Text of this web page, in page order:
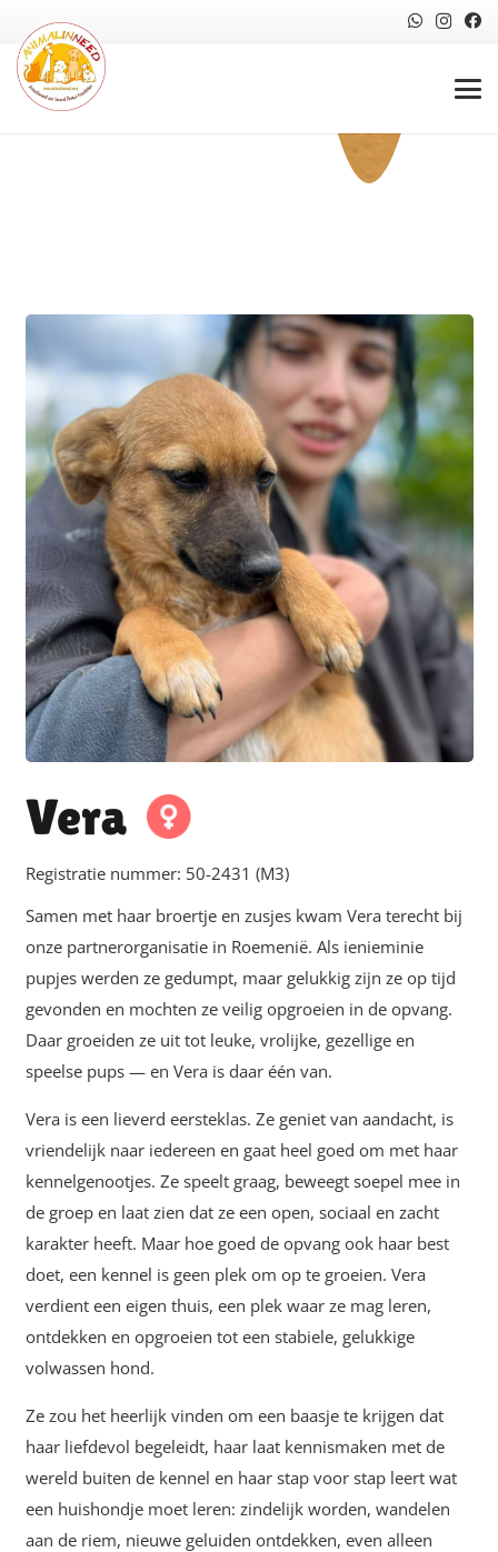
Vera
Registratie nummer: 50-2431 (M3)
Samen met haar broertje en zusjes kwam Vera terecht bij
onze partnerorganisatie in Roemenië. Als ienieminie
pupjes werden ze gedumpt, maar gelukkig zijn ze op tijd
gevonden en mochten ze veilig opgroeien in de opvang.
Daar groeiden ze uit tot leuke, vrolijke, gezellige en
speelse pups — en Vera is daar één van.
Vera is een lieverd eersteklas. Ze geniet van aandacht, is
vriendelijk naar iedereen en gaat heel goed om met haar
kennelgenootjes. Ze speelt graag, beweegt soepel mee in
de groep en laat zien dat ze een open, sociaal en zacht
karakter heeft. Maar hoe goed de opvang ook haar best
doet, een kennel is geen plek om op te groeien. Vera
verdient een eigen thuis, een plek waar ze mag leren,
ontdekken en opgroeien tot een stabiele, gelukkige
volwassen hond.
Ze zou het heerlijk vinden om een baasje te krijgen dat
haar liefdevol begeleidt, haar laat kennismaken met de
wereld buiten de kennel en haar stap voor stap leert wat
een huishondje moet leren: zindelijk worden, wandelen
aan de riem, nieuwe geluiden ontdekken, even alleen